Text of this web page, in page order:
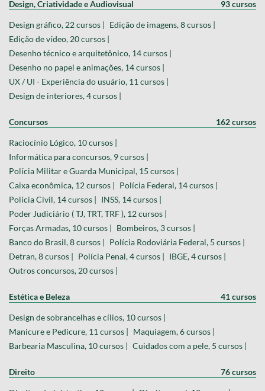
Design, Criatividade e Audiovisual 93 cursos
Design gráfico, 22 cursos | Edição de imagens, 8 cursos |
Edição de vídeo, 20 cursos |
Desenho técnico e arquitetônico, 14 cursos |
Desenho no papel e animações, 14 cursos |
UX / UI - Experiência do usuário, 11 cursos |
Design de interiores, 4 cursos |
Concursos 162 cursos
Raciocínio Lógico, 10 cursos |
Informática para concursos, 9 cursos |
Polícia Militar e Guarda Municipal, 15 cursos |
Caixa econômica, 12 cursos | Polícia Federal, 14 cursos |
Polícia Civil, 14 cursos | INSS, 14 cursos |
Poder Judiciário ( TJ, TRT, TRF ), 12 cursos |
Forças Armadas, 10 cursos | Bombeiros, 3 cursos |
Banco do Brasil, 8 cursos | Polícia Rodoviária Federal, 5 cursos |
Detran, 8 cursos | Polícia Penal, 4 cursos | IBGE, 4 cursos |
Outros concursos, 20 cursos |
Estética e Beleza 41 cursos
Design de sobrancelhas e cílios, 10 cursos |
Manicure e Pedicure, 11 cursos | Maquiagem, 6 cursos |
Barbearia Masculina, 10 cursos | Cuidados com a pele, 5 cursos |
Direito 76 cursos